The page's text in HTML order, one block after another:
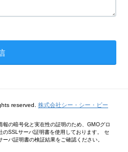
reserved. 株式会社シー・シー・ピー
報の暗号化と実在性の証明のため、GMOグロ
のSSLサーバ証明書を使用しております。 セ
ーバ証明書の検証結果をご確認ください。